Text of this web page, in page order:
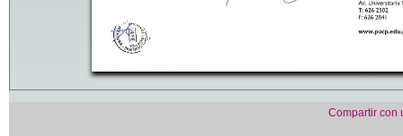
Compartir con